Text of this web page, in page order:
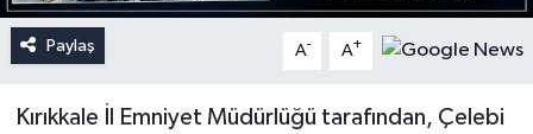
Paylaş A- A+
Kırıkkale İl Emniyet Müdürlüğü tarafından, Çelebi